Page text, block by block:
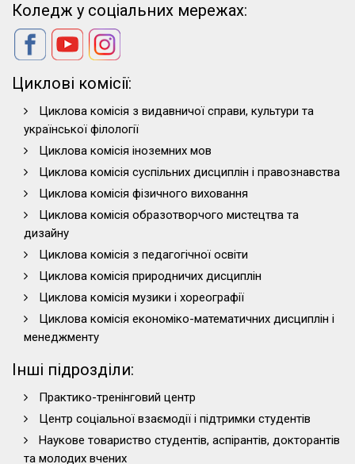
Коледж у соціальних мережах:
Циклові комісії:
Циклова комісія з видавничої справи, культури та
української філології
Циклова комісія іноземних мов
Циклова комісія суспільних дисциплін і правознавства
Циклова комісія фізичного виховання
Циклова комісія образотворчого мистецтва та
дизайну
Циклова комісія з педагогічної освіти
Циклова комісія природничих дисциплін
Циклова комісія музики і хореографії
Циклова комісія економіко-математичних дисциплін і
менеджменту
Інші підрозділи:
Практико-тренінговий центр
Центр соціальної взаємодії і підтримки студентів
Наукове товариство студентів, аспірантів, докторантів
та молодих вчених